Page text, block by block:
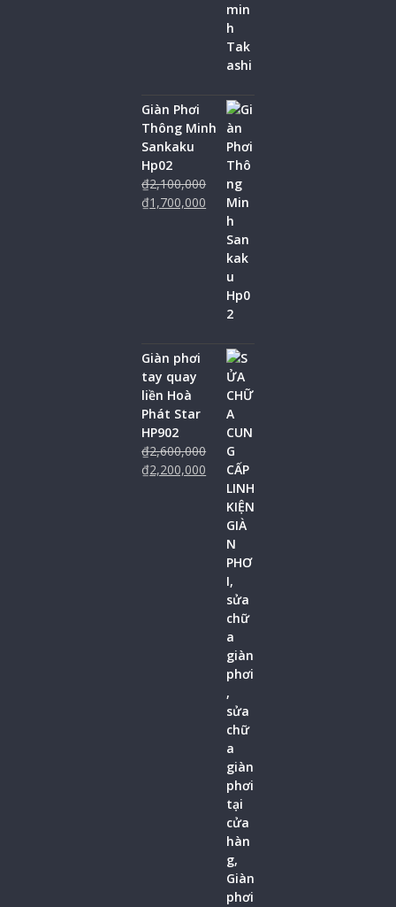
Giàn Phơi
Thông Minh
Sankaku
Hp02
₫2,100,000
₫1,700,000
Giàn phơi
tay quay
liền Hoà
Phát Star
HP902
₫2,600,000
₫2,200,000